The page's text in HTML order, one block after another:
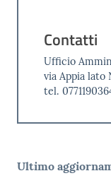
Contatti
Ufficio
via Appia lato
tel.
Ultimo